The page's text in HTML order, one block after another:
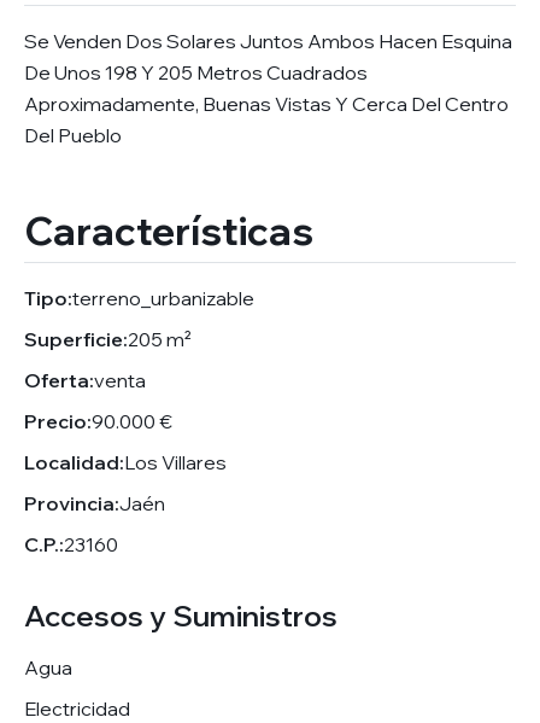
Se Venden Dos Solares Juntos Ambos Hacen Esquina
De Unos 198 Y 205 Metros Cuadrados
Aproximadamente, Buenas Vistas Y Cerca Del Centro
Del Pueblo
Características
Tipo:terreno_urbanizable
Superficie:205 m²
Oferta:venta
Precio:90.000 €
Localidad:Los Villares
Provincia:Jaén
C.P.:23160
Accesos y Suministros
Agua
Electricidad